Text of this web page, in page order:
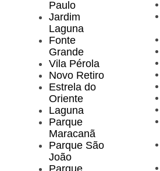
Paulo
Jardim
Laguna
Fonte
Grande
Vila Pérola
Novo Retiro
Estrela do
Oriente
Laguna
Parque
Maracanã
Parque São
João